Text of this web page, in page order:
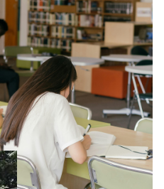
qui met à mal la
de l’enseignement
l’amplification d’un système
au superfétatoire, voire à…